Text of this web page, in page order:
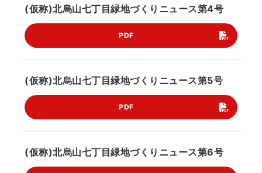
(仮称)北烏山七丁目緑地づくりニュース第4号
PDF
(仮称)北烏山七丁目緑地づくりニュース第5号
PDF
(仮称)北烏山七丁目緑地づくりニュース第6号